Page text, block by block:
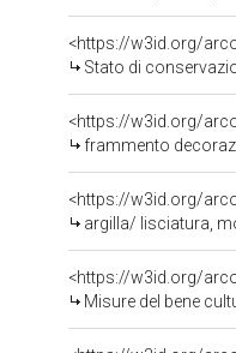
<https://w3id.org/
Stato di
<https://w3id.org/
frammento
<https://w3id.org/
argilla/ lisciatura,
<https://w3id.org/
Misure del bene